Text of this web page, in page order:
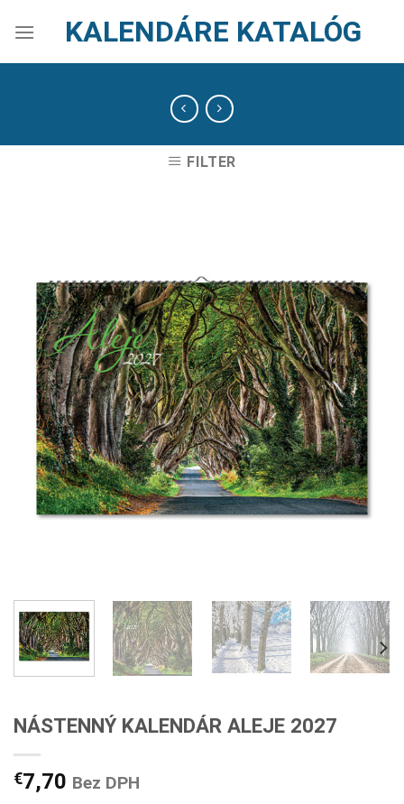
KALENDÁRE KATALÓG
FILTER
NÁSTENNÝ KALENDÁR ALEJE 2027
€7,70 Bez DPH